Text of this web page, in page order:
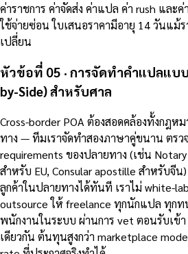
ค่าราชการ ค่าจัดส่ง ค่าแปล ค่า rush และค่
ใช้จ่ายซ่อน ใบเสนอราคามีอายุ 14 วันแม้
เปลี่ยน
หัวข้อที่ 05 · การจัดทำคำแปลแบ
by-Side) สำหรับศาล
Cross-border POA ต้องสอดคล้องทั้งกฎ
ทาง — ทีมเราจัดทำสองภาษาคู่ขนาน ตรว
requirements ของปลายทาง (เช่น
สำหรับ EU, Consular apostille สำหรับจี
ลูกค้าในปลายทางได้ทันที เราไม่ white-
outsource ให้ freelance ทุกนักแปล ทุกท
พนักงานในระบบ ผ่านการ vet ตอนรับเข้
เดียวกัน ต้นทุนสูงกว่า marketplace